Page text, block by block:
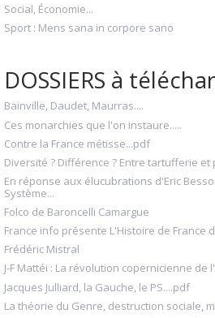
Social, Économie...
Sport : Mens sana in corpore sano
DOSSIERS à
Bainville, Daudet, Maurras....
Ces monarchies que l'on instaure.....
Contre la France métisse...pdf
Diversité ? Différence ? Entre tartufferie
En réponse aux élucubrations d'Eric
Système...
Folco de Baroncelli Camargue
France info présente L'Histoire de France
Frédéric Mistral
J-F Mattéi : La révolution copernicienne de
Jacques Julliard, la Gauche, le PS....pdf
La théorie du Genre, destruction sociale,